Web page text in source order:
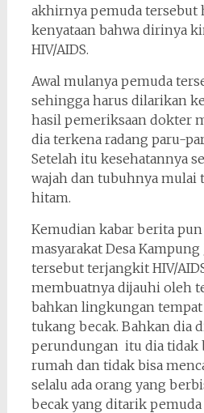
akhirnya pemuda tersebut
kenyataan bahwa dirinya
HIV/AIDS.
Awal mulanya pemuda
sehingga harus dilarikan
hasil pemeriksaan dokter
dia terkena radang paru-
Setelah itu kesehatannya
wajah dan tubuhnya
hitam.
Kemudian kabar berita
masyarakat Desa Kampung
tersebut terjangkit HIV/
membuatnya dijauhi oleh
bahkan lingkungan tempat
tukang becak. Bahkan dia
perundungan itu dia tidak
rumah dan tidak bisa
selalu ada orang yang
becak yang ditarik